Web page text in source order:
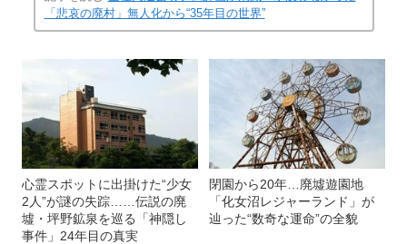
「悲哀の廃村」無人化から“35年目の世界”
心霊スポットに出掛けた“少女
2人”が謎の失踪……伝説の廃
墟・坪野鉱泉を巡る「神隠し
事件」24年目の真実
閉園から20年…廃墟遊園地
「化女沼レジャーランド」が
辿った“数奇な運命”の全貌